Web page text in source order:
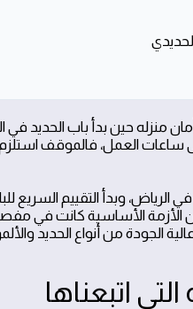
منزله حين بدأ باب الحديد
ساعات العمل، فالموقف
خدماتنا المتاح على مدار 24 ساعة في الرياض،
نحو 40 دقيقة وتبين أن الأزمة
الجودة من أنواع الحديد
اتبعناها